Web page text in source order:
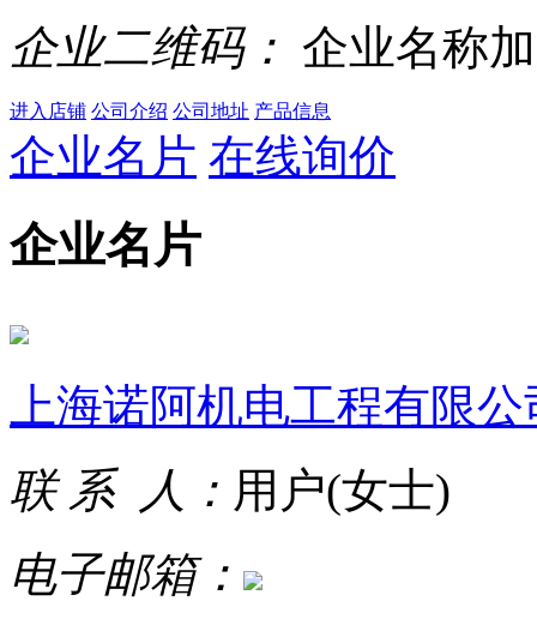
企业二维码： 企业名称
进入店铺 公司介绍 公司地址 产品信息
企业名片 在线询价
企业名片
上海诺阿机电工程有限公
联 系 人： 用户(女士)
电子邮箱：